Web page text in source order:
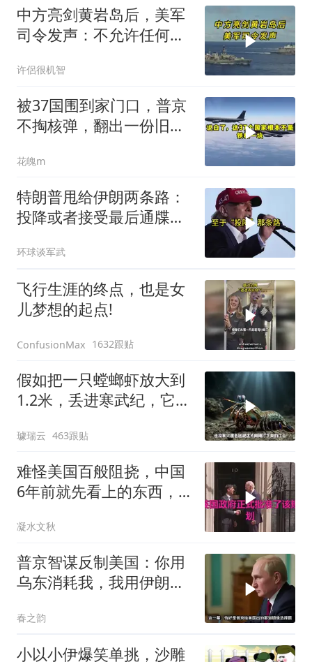
中方亮剑黄岩岛后，美军
司令发声：不允许任何国
许侶很机智
被37国围到家门口，普京
不掏核弹，翻出一份旧合
花魄m
特朗普甩给伊朗两条路：
投降或者接受最后通牒，
打下美军一架无人机
环球谈军武
飞行生涯的终点，也是女
儿梦想的起点!
ConfusionMax 1632跟贴
假如把一只螳螂虾放大到
1.2米，丢进寒武纪，它能
璩瑞云 463跟贴
难怪美国百般阻挠，中国
6年前就先看上的东西，
凝水文秋
普京智谋反制美国：你用
乌东消耗我，我用伊朗消
春之韵
小以小伊爆笑单挑，沙雕